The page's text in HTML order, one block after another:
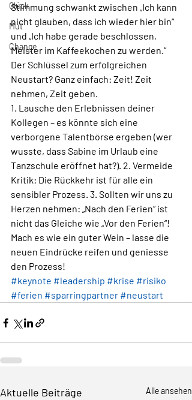
Glück
Mut
Change
Stimmung schwankt zwischen „Ich kann
nicht glauben, dass ich wieder hier bin“
und „Ich habe gerade beschlossen,
Meister im Kaffeekochen zu werden.“
Der Schlüssel zum erfolgreichen
Neustart? Ganz einfach: Zeit! Zeit
nehmen, Zeit geben.
1. Lausche den Erlebnissen deiner
Kollegen – es könnte sich eine
verborgene Talentbörse ergeben (wer
wusste, dass Sabine im Urlaub eine
Tanzschule eröffnet hat?). 2. Vermeide
Kritik: Die Rückkehr ist für alle ein
sensibler Prozess. 3. Sollten wir uns zu
Herzen nehmen: „Nach den Ferien“ ist
nicht das Gleiche wie „Vor den Ferien“!
Mach es wie ein guter Wein – lasse die
neuen Eindrücke reifen und geniesse
den Prozess!
#keynote #leadership #krise #risiko
#ferien #sparringpartner #neustart
Aktuelle Beiträge Alle ansehen